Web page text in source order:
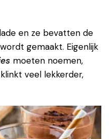
en ze bevatten de
gemaakt. Eigenlijk
moeten noemen,
veel lekkerder,